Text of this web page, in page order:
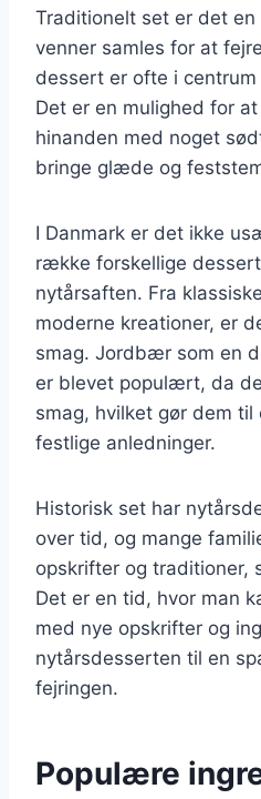
Traditionelt set er det
venner samles for at
dessert er ofte i
Det er en mulighed for
hinanden med noget
bringe glæde og
I Danmark er det ikke
række forskellige
nytårsaften. Fra
moderne kreationer, er
smag. Jordbær som en
er blevet populært, da
smag, hvilket gør dem
festlige anledninger.
Historisk set har
over tid, og mange
opskrifter og traditioner,
Det er en tid, hvor man
med nye opskrifter og
nytårsdesserten til en
fejringen.
Populære